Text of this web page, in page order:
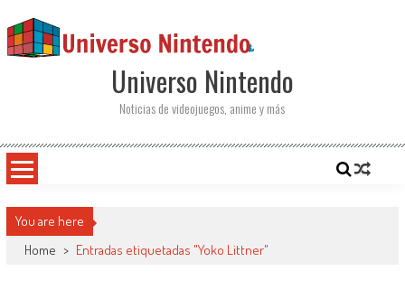
Universo Nintendo
Noticias de videojuegos, anime y más
You are here
Home > Entradas etiquetadas "Yoko Littner"